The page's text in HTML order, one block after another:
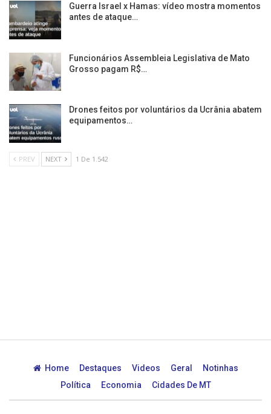
Guerra Israel x Hamas: vídeo mostra momentos
antes de ataque…
Funcionários Assembleia Legislativa de Mato
Grosso pagam R$…
Drones feitos por voluntários da Ucrânia abatem
equipamentos…
PREV NEXT 1 De 1.542
Home Destaques Videos Geral
Notinhas
Política
Economia Cidades De MT